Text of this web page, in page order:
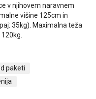
v njihovem naravnem
višine 125cm in
35kg). Maximalna teža
paketi